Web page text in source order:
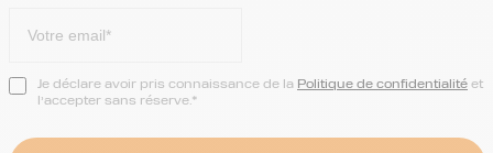
Je déclare avoir pris connaissance de la Politique de confidentialité et
l’accepter sans réserve.*